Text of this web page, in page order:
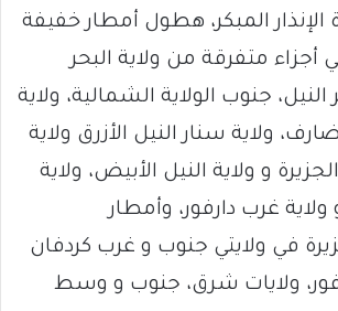
الإنذار المبكر، هطول أمطار خفيفة
متفرقة من ولاية البحر
النيل، جنوب الولاية الشمالية، ولاية
ولاية سنار النيل الأزرق ولاية
و ولاية النيل الأبيض، ولاية
غرب دارفور، وأمطار
في ولايتي جنوب و غرب كردفان
ولايات شرق، جنوب و وسط